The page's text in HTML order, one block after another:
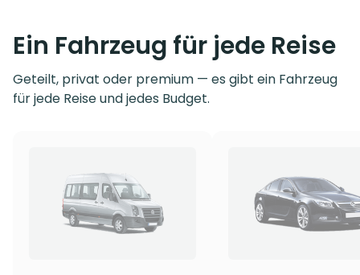
Ein Fahrzeug für jede Reise
Geteilt, privat oder premium — es gibt ein Fahrzeug
für jede Reise und jedes Budget.